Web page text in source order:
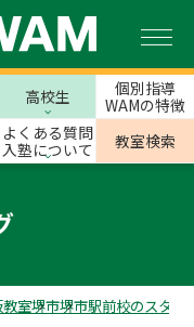
高校生
個別指導
WAMの特徴
よくある質問
入塾について
教室検索
室堺市堺市駅前校のスタッ